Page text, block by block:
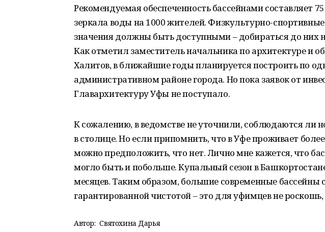
Рекомендуемая обеспеченность бассейнами составляет
зеркала воды на 1000 жителей. Физкультурно-
значения должны быть доступными – добираться до них
Как отметил заместитель начальника по архитектуре и
Халитов, в ближайшие годы планируется построить по
административном районе города. Но пока заявок от
Главархитектуру Уфы не поступало.
К сожалению, в ведомстве не уточнили, соблюдаются ли
в столице. Но если припомнить, что в Уфе проживает
можно предположить, что нет. Лично мне кажется, что
могло быть и побольше. Купальный сезон в
месяцев. Таким образом, большие современные бассейны
гарантированной чистотой – это для уфимцев не
Автор: Святохина Дарья